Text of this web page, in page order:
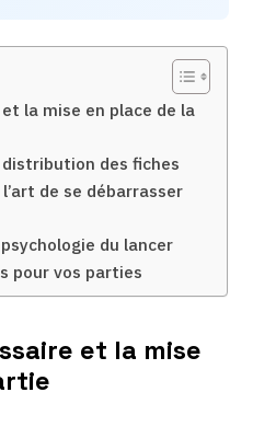
la mise en place de la
distribution des fiches
de se débarrasser
du lancer
pour vos parties
et la mise